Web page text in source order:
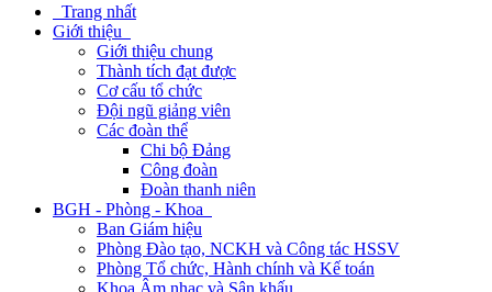
Trang nhất
Giới thiệu
Giới thiệu chung
Thành tích đạt được
Cơ cấu tổ chức
Đội ngũ giảng viên
Các đoàn thể
Chi bộ Đảng
Công đoàn
Đoàn thanh niên
BGH - Phòng - Khoa
Ban Giám hiệu
Phòng Đào tạo, NCKH và Công tác HSSV
Phòng Tổ chức, Hành chính và Kế toán
Khoa Âm nhạc và Sân khấu